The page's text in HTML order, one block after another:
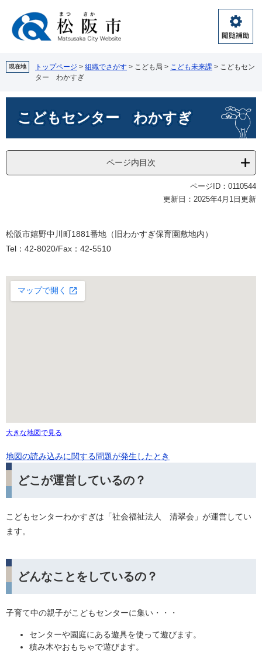
へ
閲
覧
助
現在地 トップページ > 組織でさがす > こども局 > こども未来課 > こどもセン
ター わかすぎ
こどもセンター わかすぎ
ページ内目次
ページID：0110544
更新日：2025年4月1日更新
松阪市嬉野中川町1881番地（旧わかすぎ保育園敷地内）
Tel：42-8020/Fax：42-5510
大きな地図で見る
地図の読み込みに関する問題が発生したとき
どこが運営しているの？
こどもセンターわかすぎは「社会福祉法人 清翠会」が運営してい
ます。
どんなことをしているの？
子育て中の親子がこどもセンターに集い・・・
センターや園庭にある遊具を使って遊びます。
積み木やおもちゃで遊びます。